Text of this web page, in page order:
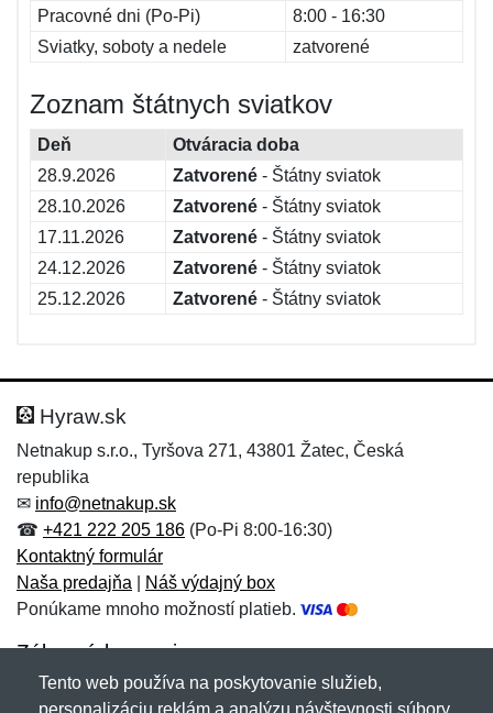
Pracovné dni (Po-Pi)
8:00 - 16:30
Sviatky, soboty a nedele
zatvorené
Zoznam štátnych sviatkov
Deň
Otváracia doba
28.9.2026
Zatvorené - Štátny sviatok
28.10.2026
Zatvorené - Štátny sviatok
17.11.2026
Zatvorené - Štátny sviatok
24.12.2026
Zatvorené - Štátny sviatok
25.12.2026
Zatvorené - Štátny sviatok
Hyraw.sk
Netnakup s.r.o., Tyršova 271, 43801 Žatec, Česká
republika
✉ info@netnakup.sk
☎ +421 222 205 186 (Po-Pi 8:00-16:30)
Kontaktný formulár
Naša predajňa
Náš výdajný box
Ponúkame mnoho možností platieb.
Zákaznícky servis
Novinky emailom
Tento web používa na poskytovanie služieb,
personalizáciu reklám a analýzu návštevnosti súbory